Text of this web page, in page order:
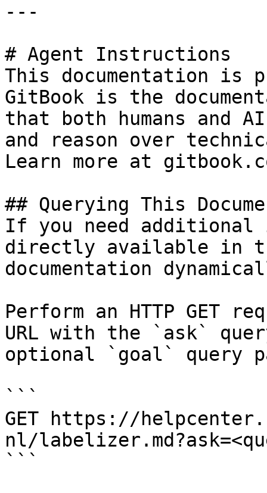
---
# Agent Instructions
This documentation is
GitBook is the
that both humans and
and reason over
Learn more at
## Querying This
If you need
directly available in
documentation
Perform an HTTP GET
URL with the `ask`
optional `goal` query
```
GET https://
nl/
```